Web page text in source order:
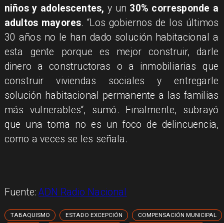
niños y adolescentes, y un 30% corresponde a
adultos mayores. “Los gobiernos de los últimos
30 años no le han dado solución habitacional a
esta gente porque es mejor construir, darle
dinero a constructoras o a inmobiliarias que
construir viviendas sociales y entregarle
solución habitacional permanente a las familias
más vulnerables“, sumó. Finalmente, subrayó
que una toma no es un foco de delincuencia,
como a veces se les señala.
Fuente:ADN Radio Nacional
TABAQUISMO ESTADO EXCEPCIÓN
COMPENSACIÓN MUNICIPAL